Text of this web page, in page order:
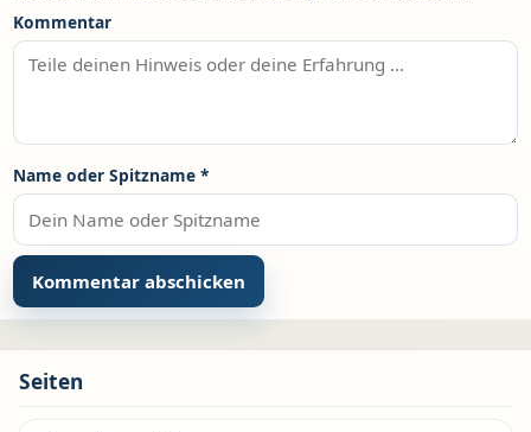
Kommentar
Name oder Spitzname *
Seiten